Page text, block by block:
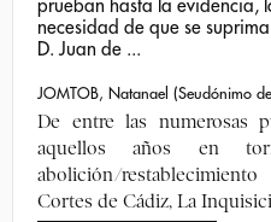
prueban hasta la evidencia,
necesidad de que se
D. Juan de ...
JOMTOB, Natanael (Seudónimo
De entre las numerosas
aquellos años en
abolición/
Cortes de Cádiz, La